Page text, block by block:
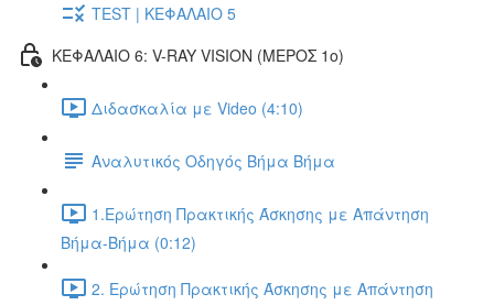
TEST | ΚΕΦΑΛΑΙΟ 5
ΚΕΦΑΛΑΙΟ 6: V-RAY VISION (ΜΕΡΟΣ 1ο)
Διδασκαλία με Video (4:10)
Αναλυτικός Οδηγός Βήμα Βήμα
1.Ερώτηση Πρακτικής Άσκησης με Απάντηση
Βήμα-Βήμα (0:12)
2. Ερώτηση Πρακτικής Άσκησης με Απάντηση